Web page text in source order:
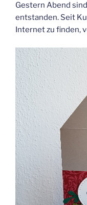
Gestern Abend
entstanden. Seit
Internet zu finden,